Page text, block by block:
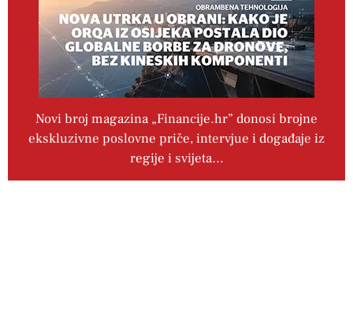
Novi broj magazina „Financije.hr” donosi brojne
ekskluzivne poslovne priče, intervjue i događaje iz
regije i svijeta…